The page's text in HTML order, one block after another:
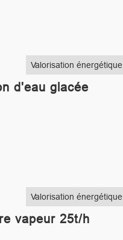
d'eau glacée
Valorisation énergétique
vapeur 25t/h
Valorisation énergétique